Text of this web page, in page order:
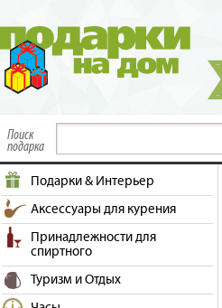
Поиск
подарка
Подарки & Интерьер
Аксессуары для курения
Принадлежности для
спиртного
Туризм и Отдых